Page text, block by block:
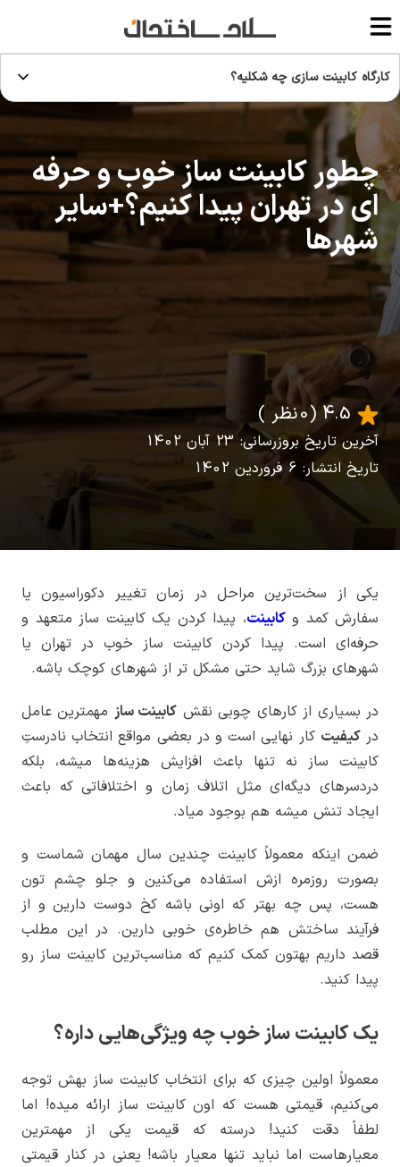
کارگاه کابینت سازی چه شکلیه؟
چطور کابینت ساز خوب و حرفه
ای در تهران پیدا کنیم؟+سایر
شهرها
آخرین تاریخ بروزرسانی: 23 آبان 1402
تاریخ انتشار: 6 فروردین 1402
(0 نظر )
یکی از سخت‌ترین مراحل در زمان تغییر دکوراسیون یا
سفارش کمد وکابینت، پیدا کردن یک کابینت ساز متعهد و
حرفه‌ای است. پیدا کردن کابینت ساز خوب در تهران یا
شهرهای بزرگ شاید حتی مشکل تر از شهرهای کوچک باشه.
در بسیاری از کارهای چوبی نقش کابینت ساز مهمترین عامل
درکیفیت کار نهایی است و در بعضی مواقع انتخاب نادرستِ
کابینت ساز نه تنها باعث افزایش هزینه‌ها میشه، بلکه
دردسرهای دیگه‌ای مثل اتلاف زمان و اختلافاتی که باعث
ایجاد تنش میشه هم بوجود میاد.
ضمن اینکه معمولاً کابینت چندین سال مهمان شماست و
بصورت روزمره ازش استفاده می‌کنین و جلو چشم تون
هست، پس چه بهتر که اونی باشه کخ دوست دارین و از
فرآیند ساختش هم خاطره‌ی خوبی دارین. در این مطلب
قصد داریم بهتون کمک کنیم که مناسب‌ترین کابینت ساز رو
پیدا کنید.
یک کابینت ساز خوب چه ویژگی‌هایی داره؟
معمولاً اولین چیزی که برای انتخاب کابینت ساز بهش توجه
می‌کنیم، قیمتی هست که اون کابینت ساز ارائه میده! اما
لطفاً دقت کنید! درسته که قیمت یکی از مهمترین
معیارهاست اما نباید تنها معیار باشه! یعنی در کنار قیمتی